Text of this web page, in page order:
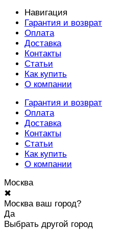
Навигация
Гарантия и возврат
Оплата
Доставка
Контакты
Статьи
Как купить
О компании
Гарантия и возврат
Оплата
Доставка
Контакты
Статьи
Как купить
О компании
Москва
✖
Москва ваш город?
Да
Выбрать другой город